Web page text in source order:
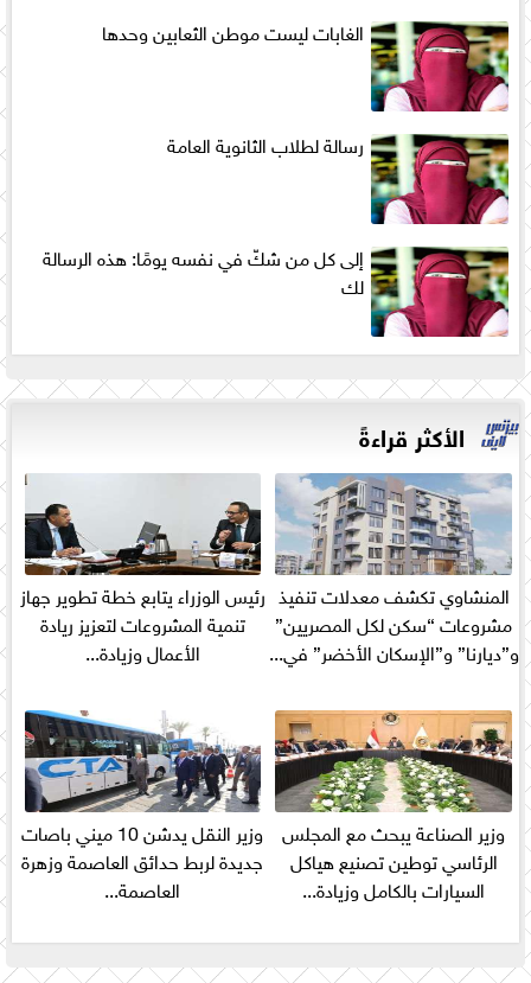
الغابات ليست موطن الثعابين وحدها
رسالة لطلاب الثانوية العامة
إلى كل من شكّ في نفسه يومًا: هذه الرسالة
لك
الأكثر قراءةً
المنشاوي تكشف معدلات تنفيذ
مشروعات “سكن لكل المصريين”
و”ديارنا” و”الإسكان الأخضر” في...
رئيس الوزراء يتابع خطة تطوير جهاز
تنمية المشروعات لتعزيز ريادة
الأعمال وزيادة...
وزير الصناعة يبحث مع المجلس
الرئاسي توطين تصنيع هياكل
السيارات بالكامل وزيادة...
وزير النقل يدشن 10 ميني باصات
جديدة لربط حدائق العاصمة وزهرة
العاصمة...